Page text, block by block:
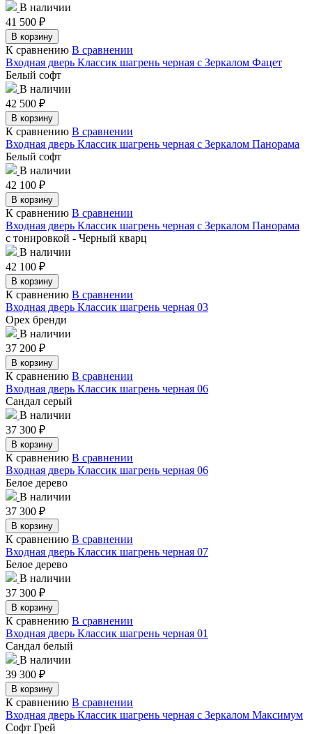
В наличии
41 500 ₽
В корзину
К сравнению В сравнении
Входная дверь Классик шагрень черная с Зеркалом Фацет
Белый софт
В наличии
42 500 ₽
В корзину
К сравнению В сравнении
Входная дверь Классик шагрень черная с Зеркалом Панорама
Белый софт
В наличии
42 100 ₽
В корзину
К сравнению В сравнении
Входная дверь Классик шагрень черная с Зеркалом Панорама
с тонировкой - Черный кварц
В наличии
42 100 ₽
В корзину
К сравнению В сравнении
Входная дверь Классик шагрень черная 03
Орех бренди
В наличии
37 200 ₽
В корзину
К сравнению В сравнении
Входная дверь Классик шагрень черная 06
Сандал серый
В наличии
37 300 ₽
В корзину
К сравнению В сравнении
Входная дверь Классик шагрень черная 06
Белое дерево
В наличии
37 300 ₽
В корзину
К сравнению В сравнении
Входная дверь Классик шагрень черная 07
Белое дерево
В наличии
37 300 ₽
В корзину
К сравнению В сравнении
Входная дверь Классик шагрень черная 01
Сандал белый
В наличии
39 300 ₽
В корзину
К сравнению В сравнении
Входная дверь Классик шагрень черная с Зеркалом Максимум
Софт Грей